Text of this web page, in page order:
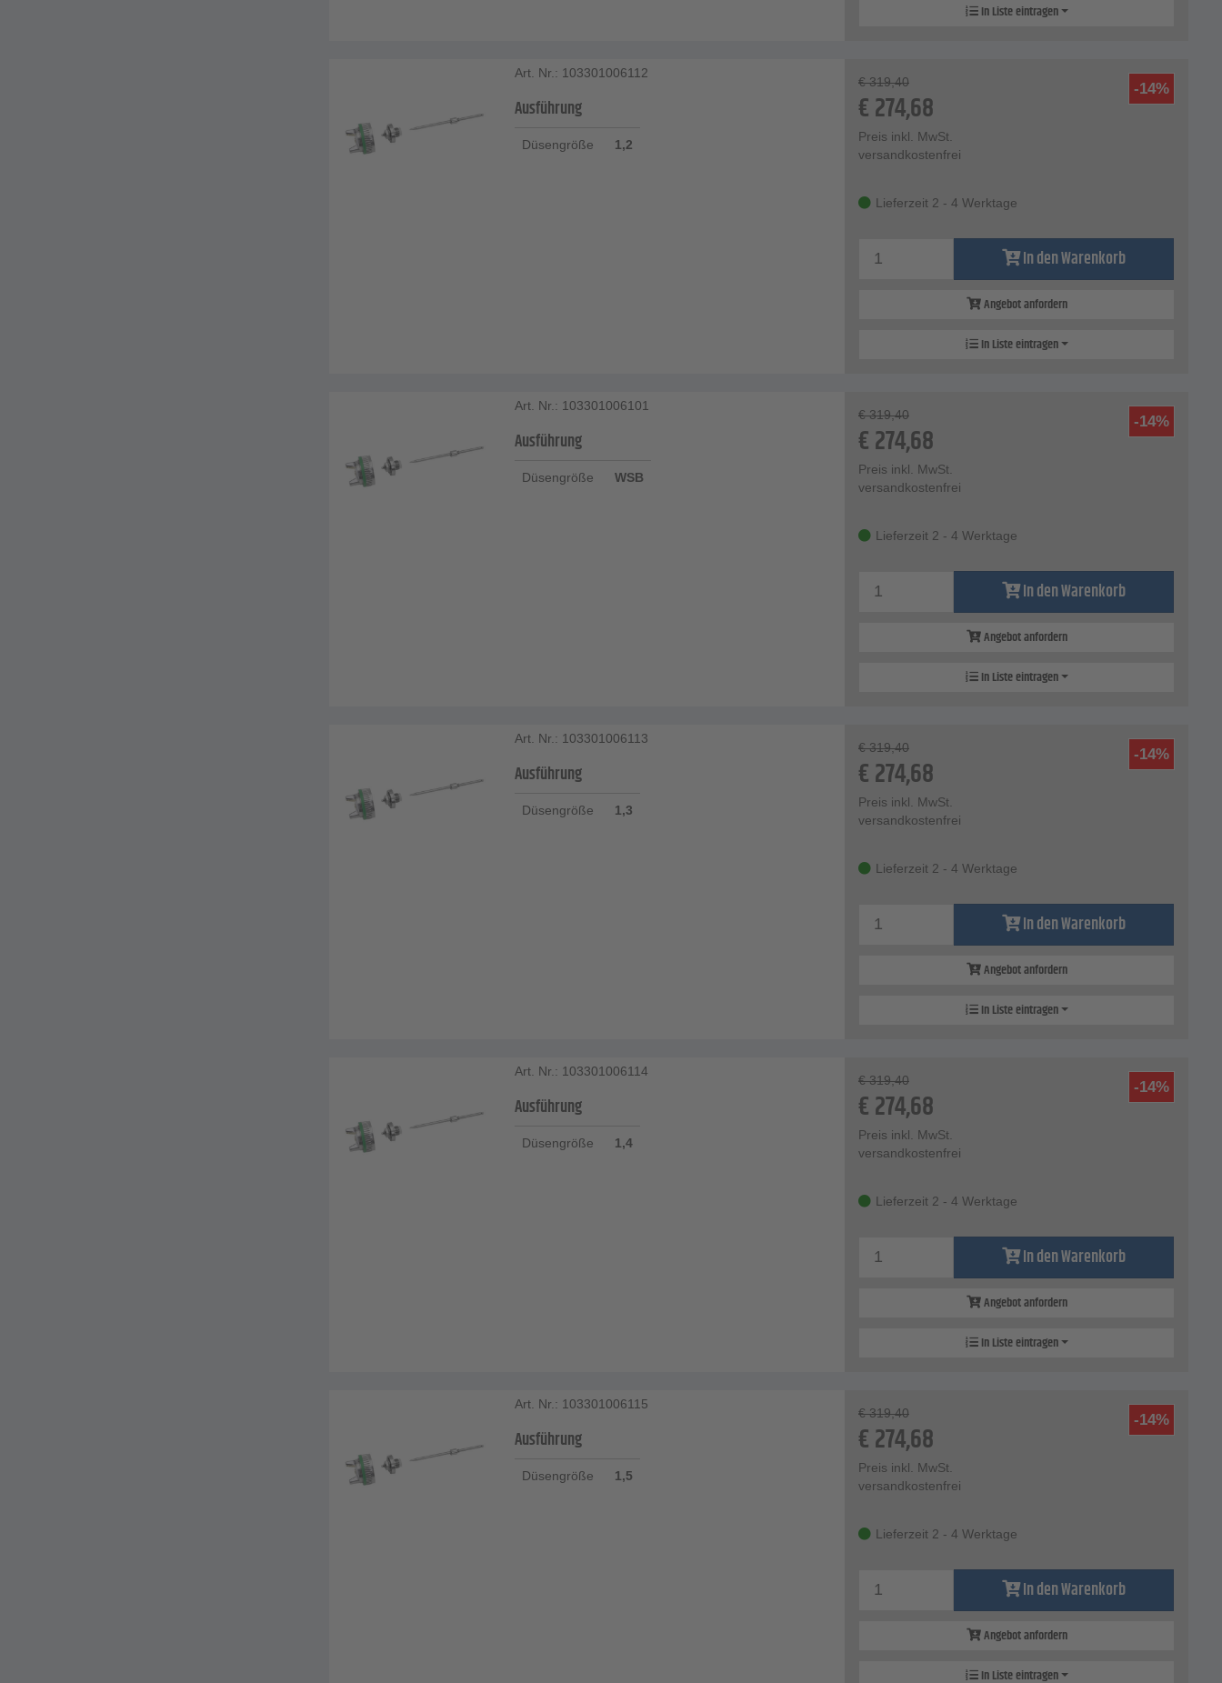
In Liste eintragen
Art. Nr.: 103301006112
Ausführung
Düsengröße 1,2
-14%
€ 319,40
€274,68
Preis inkl. MwSt.
versandkostenfrei
Lieferzeit 2 - 4 Werktage
In den Warenkorb
Angebot anfordern
In Liste eintragen
Art. Nr.: 103301006101
Ausführung
Düsengröße WSB
-14%
€ 319,40
€274,68
Preis inkl. MwSt.
versandkostenfrei
Lieferzeit 2 - 4 Werktage
In den Warenkorb
Angebot anfordern
In Liste eintragen
Art. Nr.: 103301006113
Ausführung
Düsengröße 1,3
-14%
€ 319,40
€274,68
Preis inkl. MwSt.
versandkostenfrei
Lieferzeit 2 - 4 Werktage
In den Warenkorb
Angebot anfordern
In Liste eintragen
Art. Nr.: 103301006114
Ausführung
Düsengröße 1,4
-14%
€ 319,40
€274,68
Preis inkl. MwSt.
versandkostenfrei
Lieferzeit 2 - 4 Werktage
In den Warenkorb
Angebot anfordern
In Liste eintragen
Art. Nr.: 103301006115
Ausführung
Düsengröße 1,5
-14%
€ 319,40
€274,68
Preis inkl. MwSt.
versandkostenfrei
Lieferzeit 2 - 4 Werktage
In den Warenkorb
Angebot anfordern
In Liste eintragen